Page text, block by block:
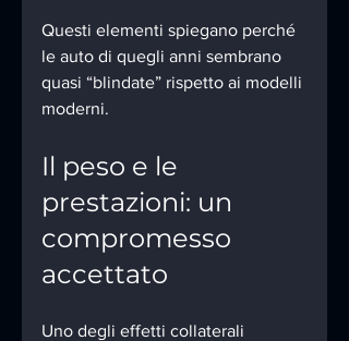
Questi elementi spiegano perché
le auto di quegli anni sembrano
quasi “blindate” rispetto ai modelli
moderni.
Il peso e le
prestazioni: un
compromesso
accettato
Uno degli effetti collaterali